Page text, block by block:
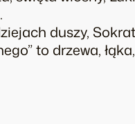
duszy,
to drzewa,